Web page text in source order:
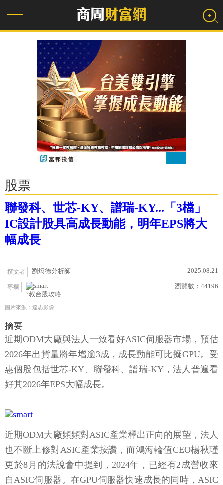
股票
聯發科、世芯-KY、譜瑞-KY...「3檔」
IC設計股具高成長動能，明年EPS將大
幅成長
撰文者 劉烱德分析師 2025.08.21
專欄
?叔台股攻略
瀏覽數： 44196
圖片來源：達志影像
摘要
近期ODM大廠與法人一致看好ASIC伺服器市場，預估
2026年出貨量將年增逾3成，成長動能可比擬GPU。受
惠個股包括世芯-KY、聯發科、譜瑞-KY，法人普遍看
好其2026年EPS大幅成長。
近期ODM大廠頻頻對ASIC產業釋出正向的展望，法人
也不斷上修對ASIC產業按讚，而鴻海輪值CEO楊秋瑾
更於8月的法說會中提到，2024年，已經有2成營收來
自ASIC伺服器。在GPU伺服器快速成長的同時，ASIC